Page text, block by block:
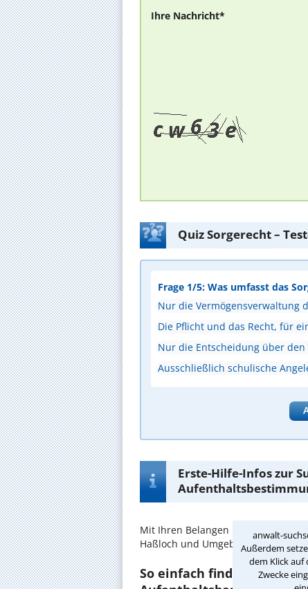
anwalt-
Außerdem
dem Klick auf
Zwecke
Ihre Nachricht*
Quiz Sorgerecht –
Frage 1/5: Was umfasst das
Nur die Vermögensverwaltung
Die Pflicht und das Recht, für
Nur die Entscheidung über den
Ausschließlich schulische
Erste-Hilfe-Infos zur
Mit Ihren Belangen im
Haßloch und Umgebung in guten
So einfach finden Sie den